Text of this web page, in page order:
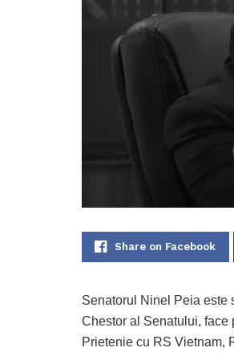
Share on Facebook
Senatorul Ninel Peia este
Chestor al Senatului, face
Prietenie cu RS Vietnam,